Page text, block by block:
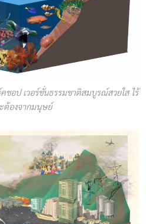
ชอป เวอร์ชั่นธรรมชาติสมบูรณ์สวยใส ไร้
ต้องจากมนุษย์